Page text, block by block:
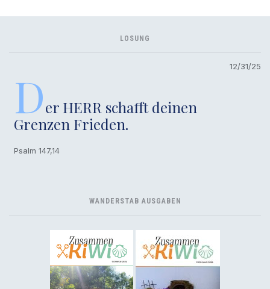
LOSUNG
12/31/25
Der HERR schafft deinen
Grenzen Frieden.
Psalm 147,14
WANDERSTAB AUSGABEN